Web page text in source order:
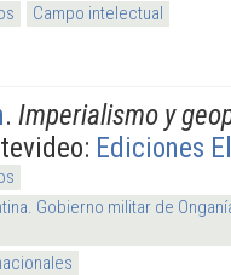
Campo intelectual
. Imperialismo y
Ediciones
Gobierno militar de